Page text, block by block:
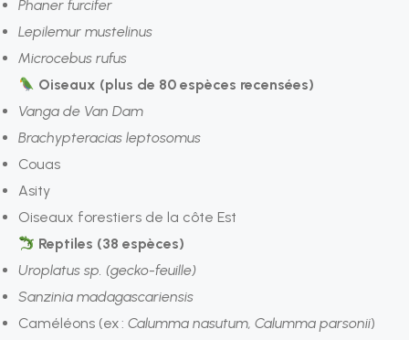
Phaner furcifer
Lepilemur mustelinus
Microcebus rufus
Oiseaux (plus de 80 espèces recensées)
Vanga de Van Dam
Brachypteracias leptosomus
Couas
Asity
Oiseaux forestiers de la côte Est
Reptiles (38 espèces)
Uroplatus sp. (gecko-feuille)
Sanzinia madagascariensis
Caméléons (ex : Calumma nasutum, Calumma parsonii)